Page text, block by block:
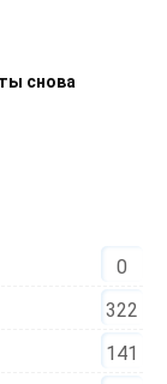
снова
0
322
141